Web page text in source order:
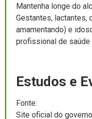
Mantenha longe do
Gestantes, lactantes,
amamentando) e
profissional de saúde
Estudos e
Fonte:
Site oficial do